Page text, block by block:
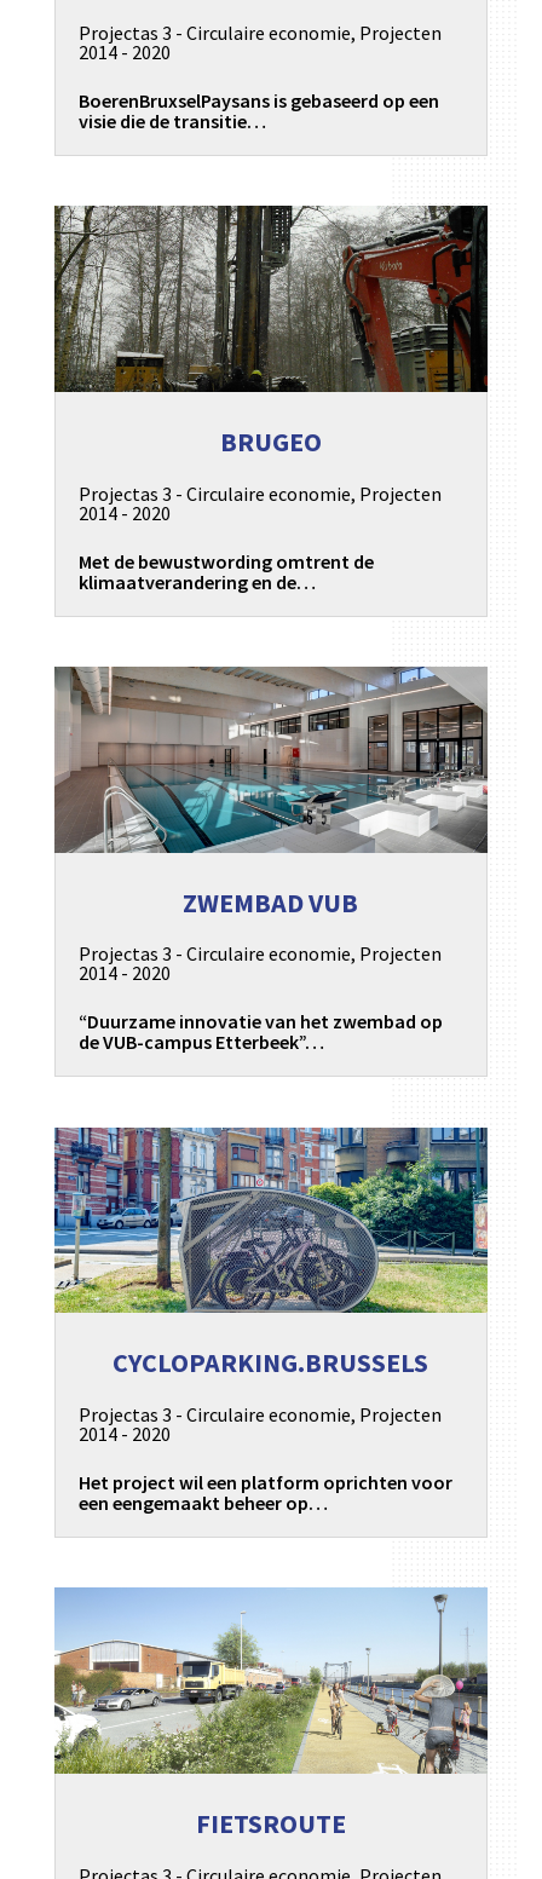
Projectas 3 - Circulaire economie, Projecten
2014 - 2020
BoerenBruxselPaysans is gebaseerd op een
visie die de transitie…
BRUGEO
Projectas 3 - Circulaire economie, Projecten
2014 - 2020
Met de bewustwording omtrent de
klimaatverandering en de…
ZWEMBAD VUB
Projectas 3 - Circulaire economie, Projecten
2014 - 2020
“Duurzame innovatie van het zwembad op
de VUB-campus Etterbeek”…
CYCLOPARKING.BRUSSELS
Projectas 3 - Circulaire economie, Projecten
2014 - 2020
Het project wil een platform oprichten voor
een eengemaakt beheer op…
FIETSROUTE